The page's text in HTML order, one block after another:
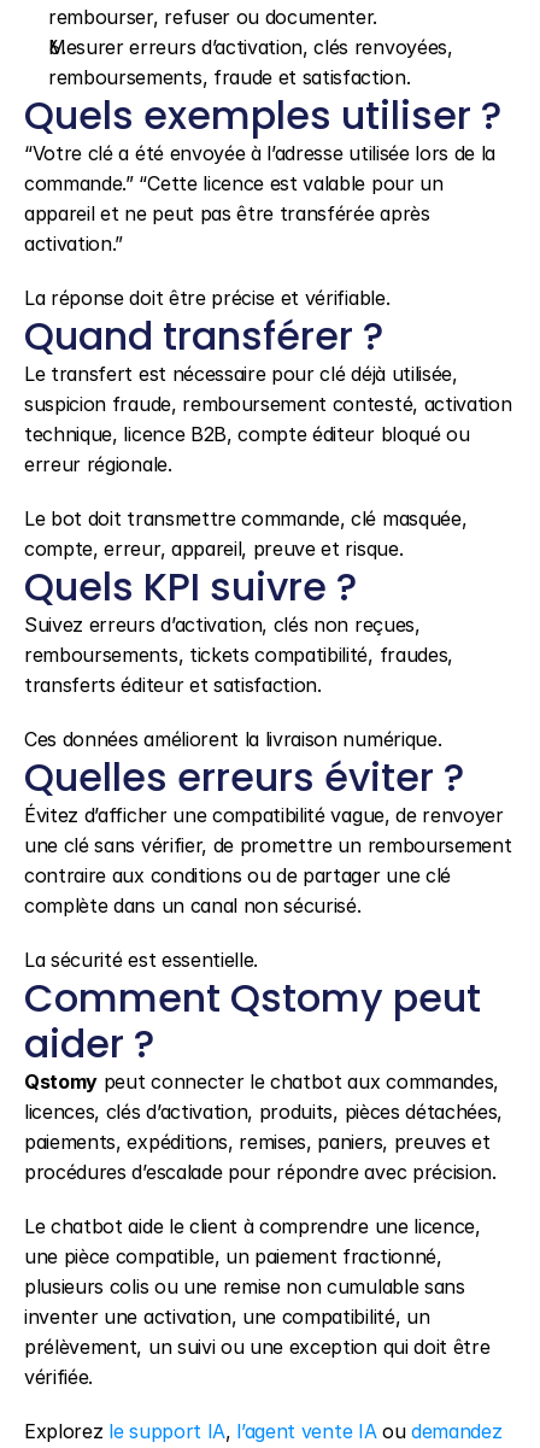
rembourser, refuser ou documenter.
Mesurer erreurs d’activation, clés renvoyées,
remboursements, fraude et satisfaction.
Quels exemples utiliser ?
“Votre clé a été envoyée à l’adresse utilisée lors de la
commande.” “Cette licence est valable pour un
appareil et ne peut pas être transférée après
activation.”
La réponse doit être précise et vérifiable.
Quand transférer ?
Le transfert est nécessaire pour clé déjà utilisée,
suspicion fraude, remboursement contesté, activation
technique, licence B2B, compte éditeur bloqué ou
erreur régionale.
Le bot doit transmettre commande, clé masquée,
compte, erreur, appareil, preuve et risque.
Quels KPI suivre ?
Suivez erreurs d’activation, clés non reçues,
remboursements, tickets compatibilité, fraudes,
transferts éditeur et satisfaction.
Ces données améliorent la livraison numérique.
Quelles erreurs éviter ?
Évitez d’afficher une compatibilité vague, de renvoyer
une clé sans vérifier, de promettre un remboursement
contraire aux conditions ou de partager une clé
complète dans un canal non sécurisé.
La sécurité est essentielle.
Comment Qstomy peut
aider ?
Qstomy peut connecter le chatbot aux commandes,
licences, clés d’activation, produits, pièces détachées,
paiements, expéditions, remises, paniers, preuves et
procédures d’escalade pour répondre avec précision.
Le chatbot aide le client à comprendre une licence,
une pièce compatible, un paiement fractionné,
plusieurs colis ou une remise non cumulable sans
inventer une activation, une compatibilité, un
prélèvement, un suivi ou une exception qui doit être
vérifiée.
Explorez le support IA, l’agent vente IA ou demandez